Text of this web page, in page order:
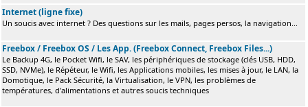
Internet (ligne fixe)
Un soucis avec internet ? Des questions sur les mails, pages persos, la navigation...
Freebox / Freebox OS / Les App. (Freebox Connect, Freebox Files...)
Le Backup 4G, le Pocket Wifi, le SAV, les périphériques de stockage (clés USB, HDD,
SSD, NVMe), le Répéteur, le Wifi, les Applications mobiles, les mises à jour, le LAN, la
Domotique, le Pack Sécurité, la Virtualisation, le VPN, les problèmes de
températures, d'alimentations et autres soucis techniques